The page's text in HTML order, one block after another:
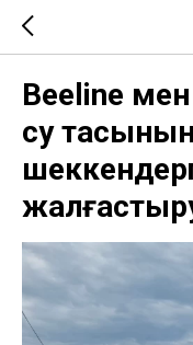
Beeline
су